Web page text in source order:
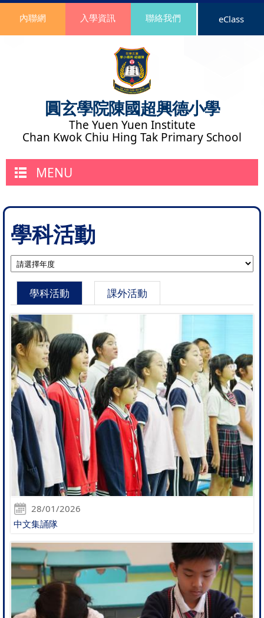
圓玄學院陳國超興德小學
The Yuen Yuen Institute
Chan Kwok Chiu Hing Tak Primary School
內聯網 入學資訊 聯絡我們 eClass
MENU
學科活動
學科活動 課外活動
28/01/2026
中文集誦隊